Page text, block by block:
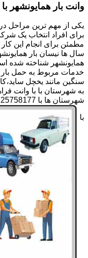
وانت بار همایونشهر
یکی از مهم ترین مراحل
برای افراد انتخاب یک
مطمئن برای انجام این
سال ها نیسان بار
همایونشهر شناخته شده
خدمات مربوط به حمل بار
سنگین مانند یخچل
به شهرستان با با وانت
شهرستان ها با 09125758177 آقای اقبال حسنی تماس بگیرید..
با